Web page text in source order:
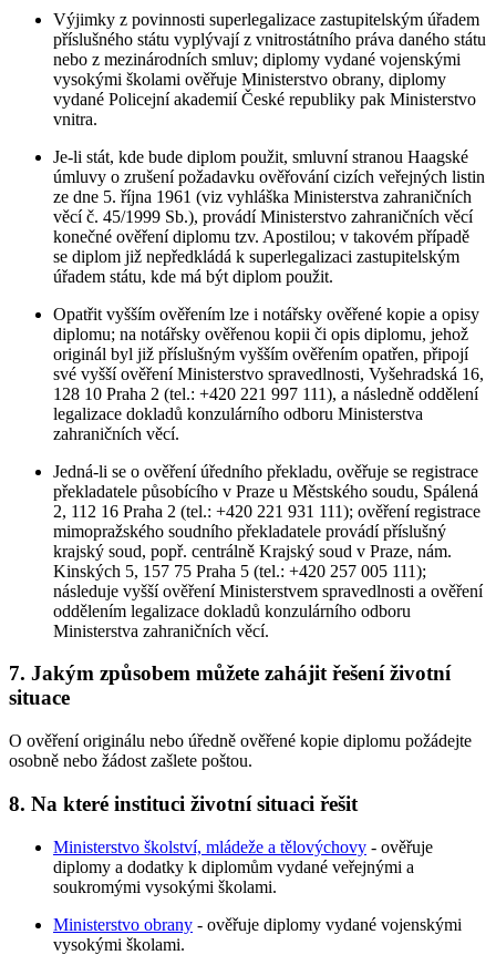
Výjimky z povinnosti superlegalizace zastupitelským úřadem
příslušného státu vyplývají z vnitrostátního práva daného státu
nebo z mezinárodních smluv; diplomy vydané vojenskými
vysokými školami ověřuje Ministerstvo obrany, diplomy
vydané Policejní akademií České republiky pak Ministerstvo
vnitra.
Je-li stát, kde bude diplom použit, smluvní stranou Haagské
úmluvy o zrušení požadavku ověřování cizích veřejných listin
ze dne 5. října 1961 (viz vyhláška Ministerstva zahraničních
věcí č. 45/1999 Sb.), provádí Ministerstvo zahraničních věcí
konečné ověření diplomu tzv. Apostilou; v takovém případě
se diplom již nepředkládá k superlegalizaci zastupitelským
úřadem státu, kde má být diplom použit.
Opatřit vyšším ověřením lze i notářsky ověřené kopie a opisy
diplomu; na notářsky ověřenou kopii či opis diplomu, jehož
originál byl již příslušným vyšším ověřením opatřen, připojí
své vyšší ověření Ministerstvo spravedlnosti, Vyšehradská 16,
128 10 Praha 2 (tel.: +420 221 997 111), a následně oddělení
legalizace dokladů konzulárního odboru Ministerstva
zahraničních věcí.
Jedná-li se o ověření úředního překladu, ověřuje se registrace
překladatele působícího v Praze u Městského soudu, Spálená
2, 112 16 Praha 2 (tel.: +420 221 931 111); ověření registrace
mimopražského soudního překladatele provádí příslušný
krajský soud, popř. centrálně Krajský soud v Praze, nám.
Kinských 5, 157 75 Praha 5 (tel.: +420 257 005 111);
následuje vyšší ověření Ministerstvem spravedlnosti a ověření
oddělením legalizace dokladů konzulárního odboru
Ministerstva zahraničních věcí.
7. Jakým způsobem můžete zahájit řešení životní
situace
O ověření originálu nebo úředně ověřené kopie diplomu požádejte
osobně nebo žádost zašlete poštou.
8. Na které instituci životní situaci řešit
Ministerstvo školství, mládeže a tělovýchovy - ověřuje
diplomy a dodatky k diplomům vydané veřejnými a
soukromými vysokými školami.
Ministerstvo obrany - ověřuje diplomy vydané vojenskými
vysokými školami.